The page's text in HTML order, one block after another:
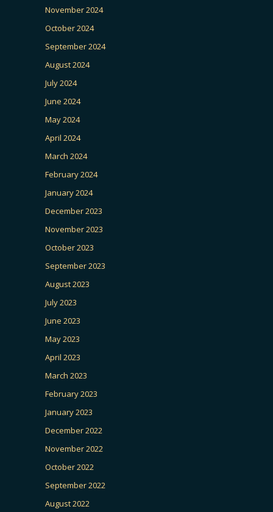
November 2024
October 2024
September 2024
August 2024
July 2024
June 2024
May 2024
April 2024
March 2024
February 2024
January 2024
December 2023
November 2023
October 2023
September 2023
August 2023
July 2023
June 2023
May 2023
April 2023
March 2023
February 2023
January 2023
December 2022
November 2022
October 2022
September 2022
August 2022